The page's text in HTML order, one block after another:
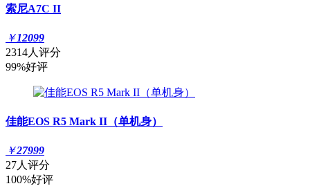
索尼A7C II
￥12099
2314人评分
99%好评
佳能EOS R5 Mark II（单机身）
￥27999
27人评分
100%好评